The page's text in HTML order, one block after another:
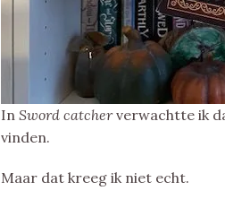
In Sword catcherverwachtte ik
vinden.
Maar dat kreeg ik niet echt.